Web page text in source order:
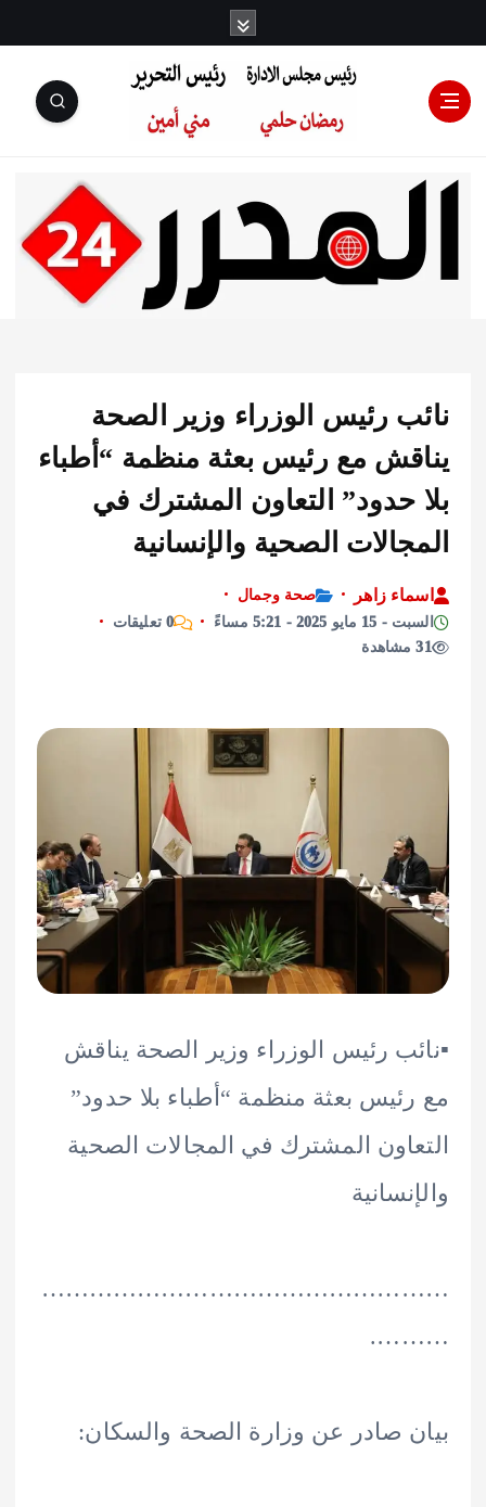
رئيس مجلس
الإدارة: رمضان
التحرير:مني أمين
رئيس الوزراء وزير الصحة
مع رئيس بعثة منظمة “أطباء
حدود” التعاون المشترك في
الصحية والإنسانية
زاهر
صحة وجمال
0 تعليقات
رئيس الوزراء وزير الصحة يناقش
بعثة منظمة “أطباء بلا حدود”
المشترك في المجالات الصحية
صادر عن وزارة الصحة والسكان: